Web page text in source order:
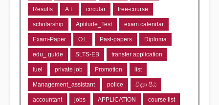
Results A.L circular free-course
scholarship Aptitude_Test exam calendar
Exam-Paper O.L Past-papers Diploma
edu_ guide SLTS-EB transfer application
fuel private job Promotion list
Management_assistant police විද්‍යා පීඨ
accountant jobs APPLICATION course list